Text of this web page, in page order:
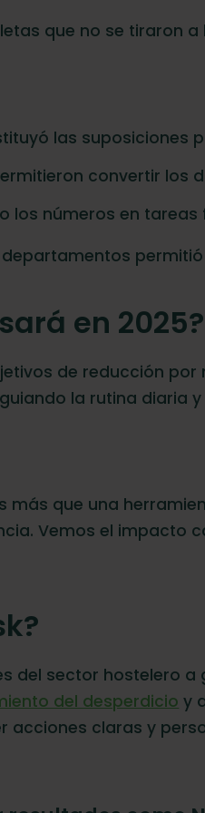
que no se tiraron a
las suposiciones
convertir los
los números en tareas
en 2025?
de reducción
la rutina diaria
más que una
Vemos el impacto
del sector hostelero
del desperdicio y
acciones claras y